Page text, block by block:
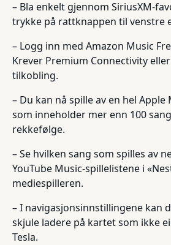
– Bla enkelt gjennom SiriusXM-
trykke på rattknappen til venstre
– Logg inn med Amazon Music
Krever Premium Connectivity
tilkobling.
– Du kan nå spille av en hel Apple
som inneholder mer enn 100
rekkefølge.
– Se hvilken sang som spilles av
YouTube Music-spillelistene i
mediespilleren.
– I navigasjonsinnstillingene kan
skjule ladere på kartet som ikke
Tesla.